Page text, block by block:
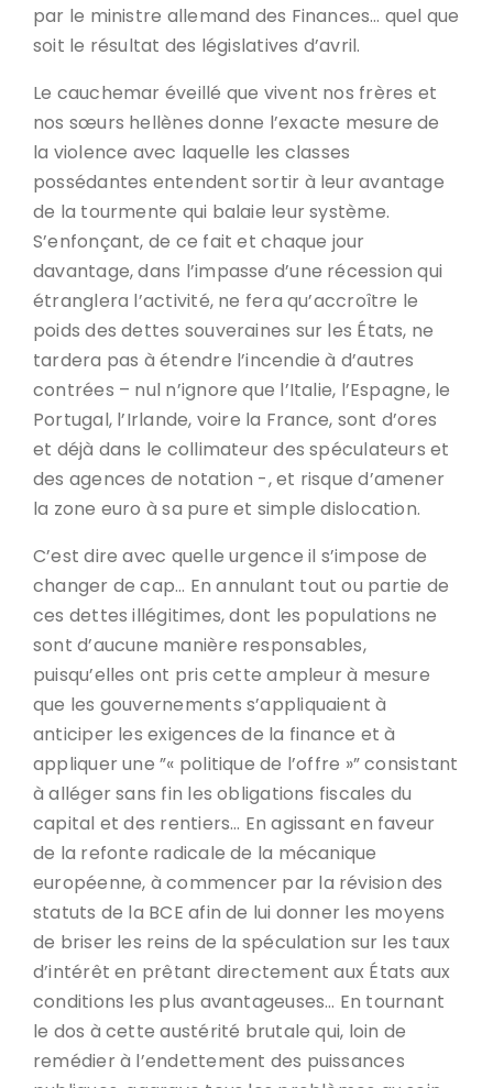
par le ministre allemand des Finances… quel que
soit le résultat des législatives d’avril.
Le cauchemar éveillé que vivent nos frères et
nos sœurs hellènes donne l’exacte mesure de
la violence avec laquelle les classes
possédantes entendent sortir à leur avantage
de la tourmente qui balaie leur système.
S’enfonçant, de ce fait et chaque jour
davantage, dans l’impasse d’une récession qui
étranglera l’activité, ne fera qu’accroître le
poids des dettes souveraines sur les États, ne
tardera pas à étendre l’incendie à d’autres
contrées – nul n’ignore que l’Italie, l’Espagne, le
Portugal, l’Irlande, voire la France, sont d’ores
et déjà dans le collimateur des spéculateurs et
des agences de notation -, et risque d’amener
la zone euro à sa pure et simple dislocation.
C’est dire avec quelle urgence il s’impose de
changer de cap… En annulant tout ou partie de
ces dettes illégitimes, dont les populations ne
sont d’aucune manière responsables,
puisqu’elles ont pris cette ampleur à mesure
que les gouvernements s’appliquaient à
anticiper les exigences de la finance et à
appliquer une ”« politique de l’offre »” consistant
à alléger sans fin les obligations fiscales du
capital et des rentiers… En agissant en faveur
de la refonte radicale de la mécanique
européenne, à commencer par la révision des
statuts de la BCE afin de lui donner les moyens
de briser les reins de la spéculation sur les taux
d’intérêt en prêtant directement aux États aux
conditions les plus avantageuses… En tournant
le dos à cette austérité brutale qui, loin de
remédier à l’endettement des puissances